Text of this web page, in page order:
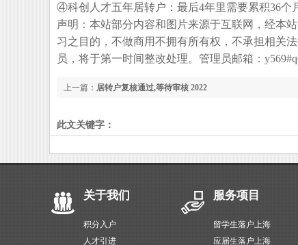
④科创人才五年居转户：最后4年里需要累积36个
声明：本站部分内容和图片来源于互联网，经本
习之目的，不做商用不拥有所有权，不承担相关
员，将于第一时间整改处理。管理员邮箱：
上一篇： 居转户复核通过,等待审核 2022
此文关键字：
关于我们
积分入户
人才引进
服务项目
留学生落户上海
应届生落户上海